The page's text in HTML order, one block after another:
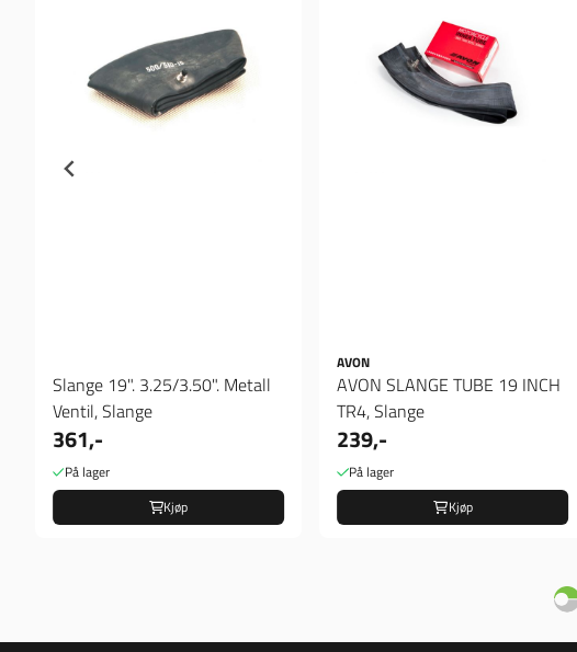
Slange 19". 3.25/3.50". Metall
Ventil, Slange
361,-
På lager
Kjøp
AVON
AVON SLANGE TUBE 19 INCH
TR4, Slange
239,-
På lager
Kjøp